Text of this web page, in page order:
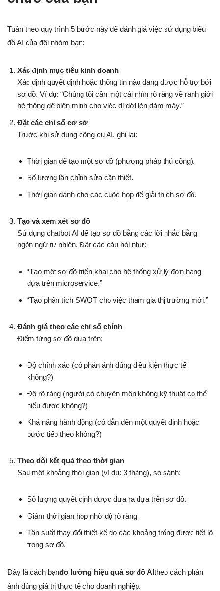
Tuân theo quy trình 5 bước này để đánh giá việc sử dụng biểu
đồ AI của đội nhóm bạn:
Xác định mục tiêu kinh doanh
Xác định quyết định hoặc thông tin nào đang được hỗ trợ bởi
sơ đồ. Ví dụ: “Chúng tôi cần một cái nhìn rõ ràng về ranh giới
hệ thống để biện minh cho việc di dời lên đám mây.”
Đặt các chỉ số cơ sở
Trước khi sử dụng công cụ AI, ghi lại:
Thời gian để tạo một sơ đồ (phương pháp thủ công).
Số lượng lần chỉnh sửa cần thiết.
Thời gian dành cho các cuộc họp để giải thích sơ đồ.
Tạo và xem xét sơ đồ
Sử dụng chatbot AI để tạo sơ đồ bằng các lời nhắc bằng
ngôn ngữ tự nhiên. Đặt các câu hỏi như:
“Tạo một sơ đồ triển khai cho hệ thống xử lý đơn hàng
dựa trên microservice.”
“Tạo phân tích SWOT cho việc tham gia thị trường mới.”
Đánh giá theo các chỉ số chính
Điểm từng sơ đồ dựa trên:
Độ chính xác (có phản ánh đúng điều kiện thực tế
không?)
Độ rõ ràng (người có chuyên môn không kỹ thuật có thể
hiểu được không?)
Khả năng hành động (có dẫn đến một quyết định hoặc
bước tiếp theo không?)
Theo dõi kết quả theo thời gian
Sau một khoảng thời gian (ví dụ: 3 tháng), so sánh:
Số lượng quyết định được đưa ra dựa trên sơ đồ.
Giảm thời gian họp nhờ độ rõ ràng.
Tần suất thay đổi thiết kế do các khoảng trống được tiết lộ
trong sơ đồ.
Đây là cách bạnđo lường hiệu quả sơ đồ AItheo cách phản
ánh đúng giá trị thực tế cho doanh nghiệp.